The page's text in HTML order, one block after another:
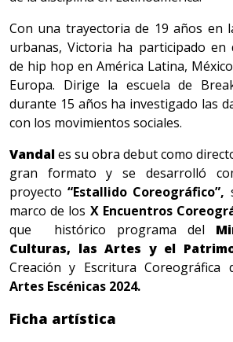
Con una trayectoria de 19 años en
urbanas, Victoria ha participado en
de hip hop en América Latina,
Europa. Dirige la escuela de
durante 15 años ha investigado las
con los movimientos sociales.
Vandales su obra debut como
gran formato y se desarrolló
proyecto“Estallido Coreográfico”,
marco de los X Encuentros
que histórico programa del
Culturas, las Artes y el
Creación y Escritura Coreográfica
Artes Escénicas 2024.
Ficha artística